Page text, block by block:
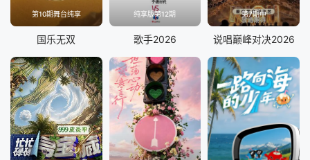
第10期舞台纯享
国乐无双
纯享版第12期
歌手2026
第7期中
说唱巅峰对决2026